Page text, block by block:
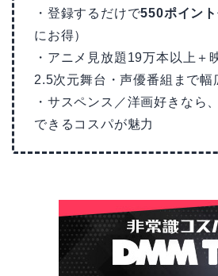
・登録するだけで550ポイント
にお得）
・アニメ見放題19万本以上＋
2.5次元舞台・声優番組まで幅
・サスペンス／洋画好きなら
できるコスパが魅力